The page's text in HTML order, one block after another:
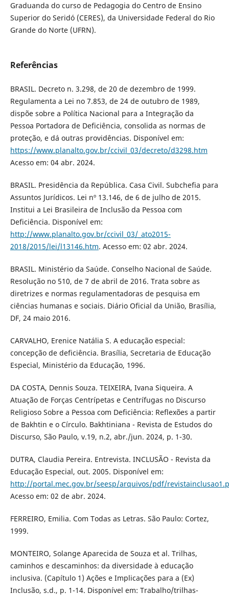
Graduanda do curso de Pedagogia do Centro de Ensino
Superior do Seridó (CERES), da Universidade Federal do Rio
Grande do Norte (UFRN).
Referências
BRASIL. Decreto n. 3.298, de 20 de dezembro de 1999.
Regulamenta a Lei no 7.853, de 24 de outubro de 1989,
dispõe sobre a Política Nacional para a Integração da
Pessoa Portadora de Deficiência, consolida as normas de
proteção, e dá outras providências. Disponível em:
https://www.planalto.gov.br/ccivil_03/decreto/d3298.htm
Acesso em: 04 abr. 2024.
BRASIL. Presidência da República. Casa Civil. Subchefia para
Assuntos Jurídicos. Lei nº 13.146, de 6 de julho de 2015.
Institui a Lei Brasileira de Inclusão da Pessoa com
Deficiência. Disponível em:
http://www.planalto.gov.br/ccivil_03/_ato2015-
2018/2015/lei/l13146.htm. Acesso em: 02 abr. 2024.
BRASIL. Ministério da Saúde. Conselho Nacional de Saúde.
Resolução no 510, de 7 de abril de 2016. Trata sobre as
diretrizes e normas regulamentadoras de pesquisa em
ciências humanas e sociais. Diário Oficial da União, Brasília,
DF, 24 maio 2016.
CARVALHO, Erenice Natália S. A educação especial:
concepção de deficiência. Brasília, Secretaria de Educação
Especial, Ministério da Educação, 1996.
DA COSTA, Dennis Souza. TEIXEIRA, Ivana Siqueira. A
Atuação de Forças Centrípetas e Centrífugas no Discurso
Religioso Sobre a Pessoa com Deficiência: Reflexões a partir
de Bakhtin e o Círculo. Bakhtiniana - Revista de Estudos do
Discurso, São Paulo, v.19, n.2, abr./jun. 2024, p. 1-30.
DUTRA, Claudia Pereira. Entrevista. INCLUSÃO - Revista da
Educação Especial, out. 2005. Disponível em:
http://portal.mec.gov.br/seesp/arquivos/pdf/
Acesso em: 02 de abr. 2024.
FERREIRO, Emilia. Com Todas as Letras. São Paulo: Cortez,
1999.
MONTEIRO, Solange Aparecida de Souza et al. Trilhas,
caminhos e descaminhos: da diversidade à educação
inclusiva. (Capítulo 1) Ações e Implicações para a (Ex)
Inclusão, s.d., p. 1-14. Disponível em: Trabalho/trilhas-